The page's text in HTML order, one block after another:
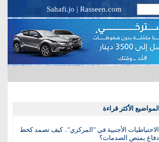
Sahafi.jo | Rasseen.com
المواضيع الأكثر قراءة
الاحتياطيات الأجنبية في "المركزي".. كيف تصمد كخط
دفاع يمتص الصدمات؟